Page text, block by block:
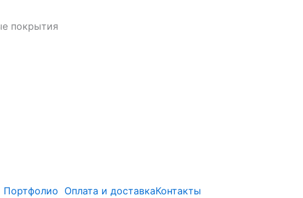
покрытия
Портфолио Оплата и доставкаКонтакты